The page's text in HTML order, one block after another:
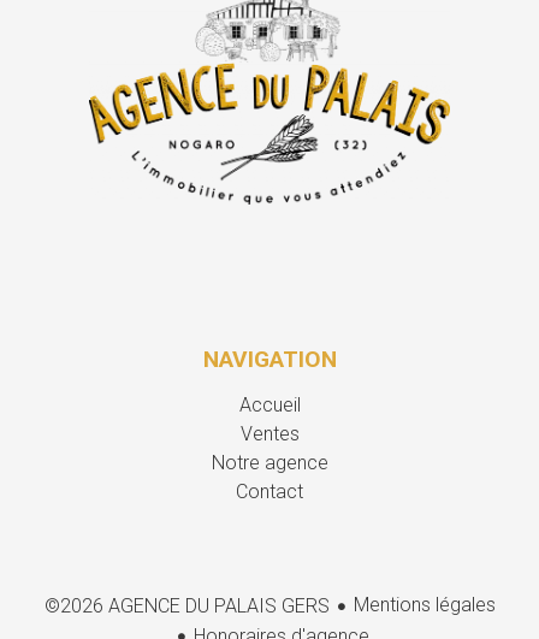
NAVIGATION
Accueil
Ventes
Notre agence
Contact
©2026 AGENCE DU PALAIS GERS
Mentions légales